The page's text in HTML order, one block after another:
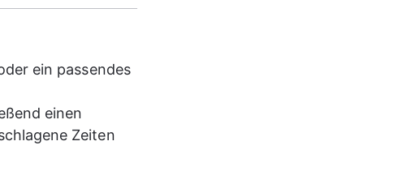
ein passendes
einen
Zeiten